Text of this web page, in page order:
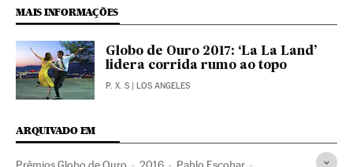
MAIS INFORMAÇÕES
Globo de Ouro 2017: ‘La La Land’
lidera corrida rumo ao topo
P. X. S | LOS ANGELES
ARQUIVADO EM